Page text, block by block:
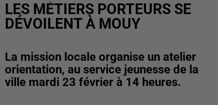
LES MÉTIERS PORTEURS SE
DÉVOILENT À MOUY
La mission locale organise un atelier
orientation, au service jeunesse de la
ville mardi 23 février à 14 heures.